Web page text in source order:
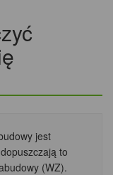
jest
to
(WZ).